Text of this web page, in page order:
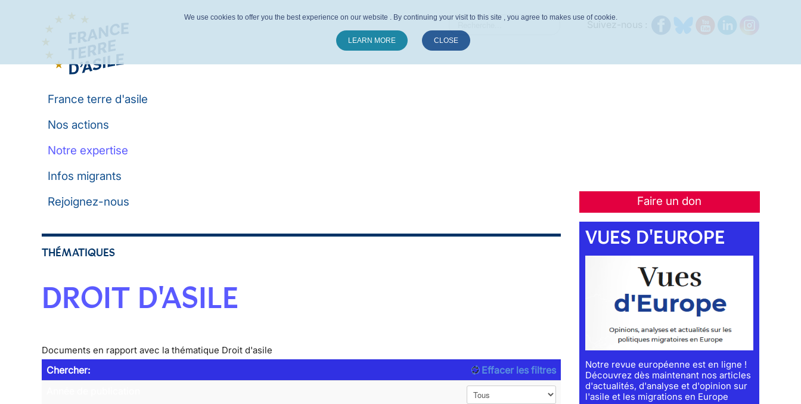
France terre d'asile
Nos actions
Notre expertise
Infos migrants
Faire un don
Rejoignez-nous
THÉMATIQUES
DROIT D'ASILE
Documents en rapport avec la thématique Droit d'asile
Chercher:
Effacer les filtres
VUES D'EUROPE
Notre revue européenne est en ligne !
Découvrez dès maintenant nos articles
d'actualités, d'analyse et d'opinion sur
l'asile et les migrations en Europe
We use cookies to offer you the best experience on our website . By continuing your visit to this site , you agree to makes use of cookie.
LEARN MORE CLOSE